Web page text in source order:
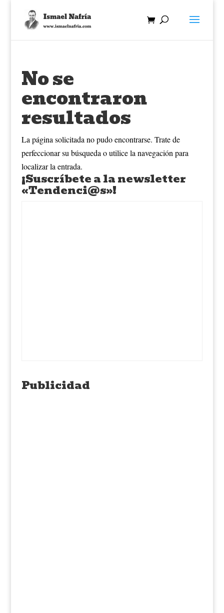
No se
encontraron
resultados
La página solicitada no pudo encontrarse. Trate de
perfeccionar su búsqueda o utilice la navegación para
localizar la entrada.
¡Suscríbete a la newsletter
«Tendenci@s»!
Publicidad